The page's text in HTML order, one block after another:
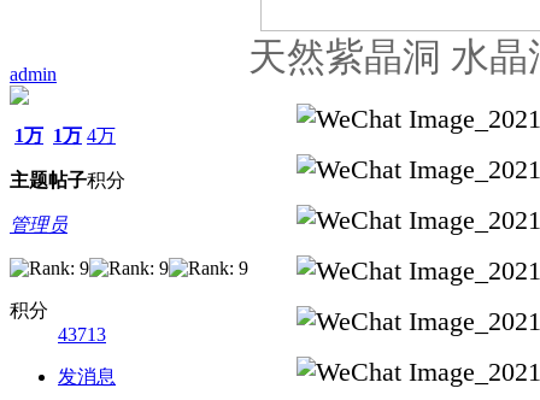
admin
1万
主题
1万
帖子
4万
积分
管理员
积分
43713
发消息
天然紫晶洞 水